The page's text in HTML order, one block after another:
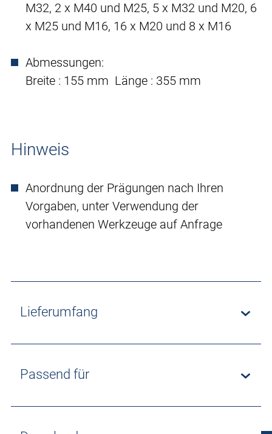
M32, 2 x M40 und M25, 5 x M32 und M20, 6
x M25 und M16, 16 x M20 und 8 x M16
Abmessungen:
Breite : 155 mm Länge : 355 mm
Hinweis
Anordnung der Prägungen nach Ihren
Vorgaben, unter Verwendung der
vorhandenen Werkzeuge auf Anfrage
Lieferumfang
Passend für